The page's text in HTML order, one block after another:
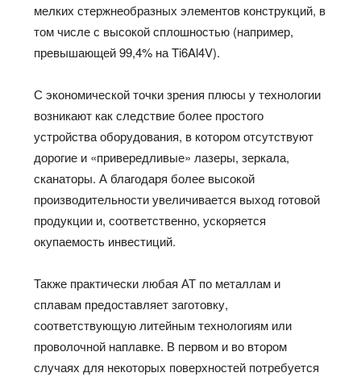
мелких стержнеобразных элементов конструкций, в
том числе с высокой сплошностью (например,
превышающей 99,4% на Ti6Al4V).
С экономической точки зрения плюсы у технологии
возникают как следствие более простого
устройства оборудования, в котором отсутствуют
дорогие и «привередливые» лазеры, зеркала,
сканаторы. А благодаря более высокой
производительности увеличивается выход готовой
продукции и, соответственно, ускоряется
окупаемость инвестиций.
Также практически любая АТ по металлам и
сплавам предоставляет заготовку,
соответствующую литейным технологиям или
проволочной наплавке. В первом и во втором
случаях для некоторых поверхностей потребуется